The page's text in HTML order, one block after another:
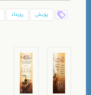
پویش رویداد